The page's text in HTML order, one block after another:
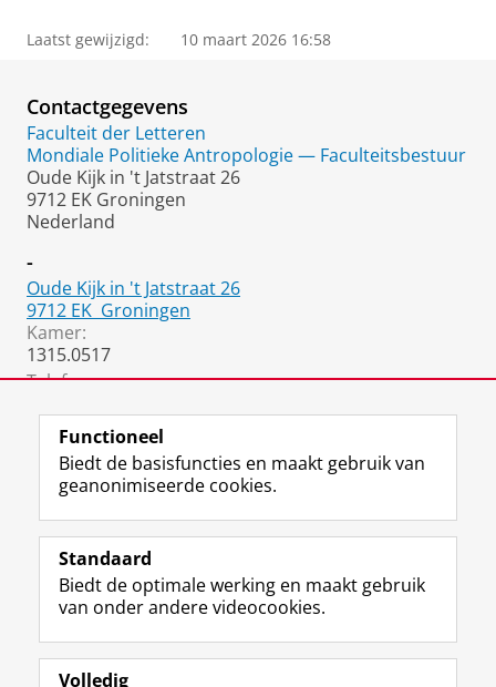
l
Laatst gewijzigd: 10 maart 2026 16:58
Contactgegevens
Faculteit der Letteren
Mondiale Politieke Antropologie — Faculteitsbestuur
Oude Kijk in 't Jatstraat 26
9712 EK Groningen
Nederland
-
Oude Kijk in 't Jatstraat 26
9712 EK Groningen
Kamer:
1315.0517
Telefoon:
Volg de RUG
F
a
e
b
o
L
i
k
e
I
R
S
-
f
e
I
n
t
r
Y
o
T
e
Studiekiezers
Alumni
Functioneel
Biedt de basisfuncties en maakt gebruik van
geanonimiseerde cookies.
Standaard
Biedt de optimale werking en maakt gebruik
van onder andere videocookies.
Volledig